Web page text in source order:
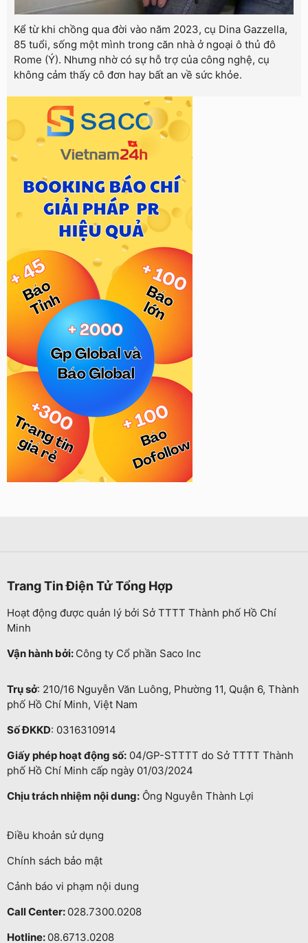
Kể từ khi chồng qua đời vào năm 2023, cụ Dina Gazzella,
85 tuổi, sống một mình trong căn nhà ở ngoại ô thủ đô
Rome (Ý). Nhưng nhờ có sự hỗ trợ của công nghệ, cụ
không cảm thấy cô đơn hay bất an về sức khỏe.
Trang Tin Điện Tử Tổng Hợp
Hoạt động được quản lý bởi Sở TTTT Thành phố Hồ Chí
Minh
Vận hành bởi: Công ty Cổ phần Saco Inc
Trụ sở: 210/16 Nguyễn Văn Luông, Phường 11, Quận 6, Thành
phố Hồ Chí Minh, Việt Nam
Số ĐKKD: 0316310914
Giấy phép hoạt động số: 04/GP-STTTT do Sở TTTT Thành
phố Hồ Chí Minh cấp ngày 01/03/2024
Chịu trách nhiệm nội dung: Ông Nguyễn Thành Lợi
Điều khoản sử dụng
Chính sách bảo mật
Cảnh báo vi phạm nội dung
Call Center: 028.7300.0208
Hotline: 08.6713.0208